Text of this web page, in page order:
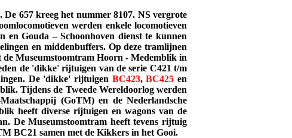
657 kreeg het nummer 8107. NS vergrote
werden enkele locomotieven
en Gouda – Schoonhoven dienst te kunnen
en middenbuffers. Op deze tramlijnen
de Museumstoomtram Hoorn - Medemblik in
de 'dikke' rijtuigen van de serie C421 t/m
De 'dikke' rijtuigen BC423,BC425 en
Tijdens de Tweede Wereldoorlog werden
(GoTM) en de Nederlandsche
heeft diverse rijtuigen en wagons van de
De Museumstoomtram heeft tevens rijtuig
BC21 samen met de Kikkers in het Gooi.